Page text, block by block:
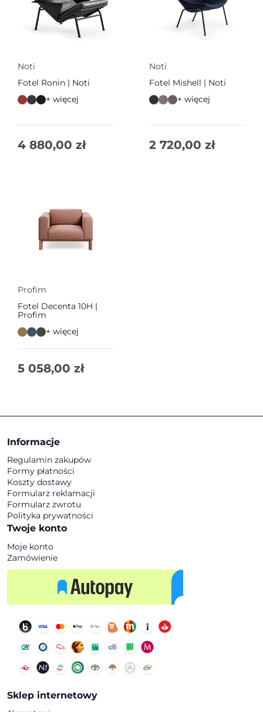
Noti
Fotel Ronin | Noti
+ więcej
4 880,00 zł
Noti
Fotel Mishell | Noti
+ więcej
2 720,00 zł
Profim
Fotel Decenta 10H |
Profim
+ więcej
5 058,00 zł
Informacje
Regulamin zakupów
Formy płatności
Koszty dostawy
Formularz reklamacji
Formularz zwrotu
Polityka prywatności
Twoje konto
Moje konto
Zamówienie
Sklep internetowy